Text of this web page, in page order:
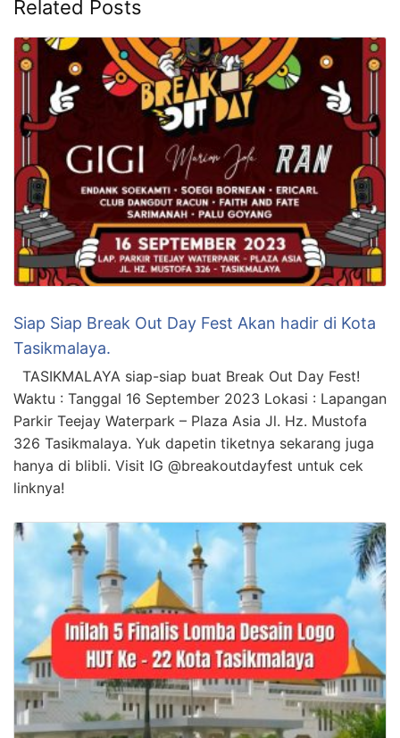
Related Posts
Siap Siap Break Out Day Fest Akan hadir di Kota
Tasikmalaya.
TASIKMALAYA siap-siap buat Break Out Day Fest!
Waktu : Tanggal 16 September 2023 Lokasi : Lapangan
Parkir Teejay Waterpark – Plaza Asia Jl. Hz. Mustofa
326 Tasikmalaya. Yuk dapetin tiketnya sekarang juga
hanya di blibli. Visit IG @breakoutdayfest untuk cek
linknya!